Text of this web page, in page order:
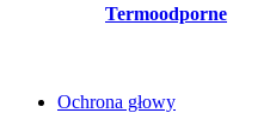
Termoodporne
Ochrona głowy